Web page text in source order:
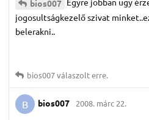
bios007
jogosultságkezelő szivat
belerakni..
bios007válaszolt erre.
B bios007 2008. márc 22.